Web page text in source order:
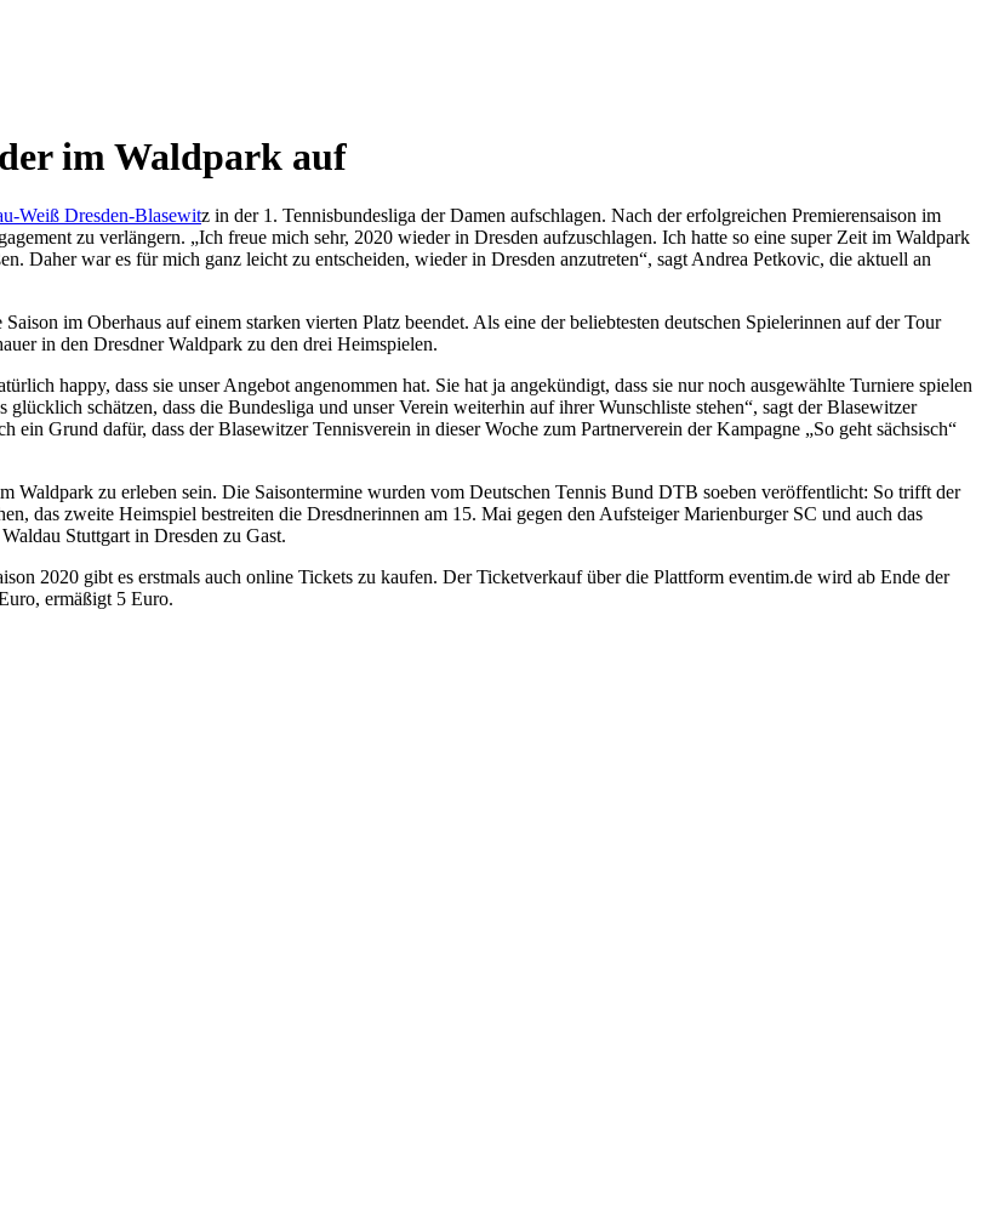
im Waldpark auf
Weiß Dresden-Blasewitz in der 1. Tennisbundesliga der Damen aufschlagen. Nach der erfolgreichen Premierensaison im
zu verlängern. „Ich freue mich sehr, 2020 wieder in Dresden aufzuschlagen. Ich hatte so eine super Zeit im Waldpark
Daher war es für mich ganz leicht zu entscheiden, wieder in Dresden anzutreten“, sagt Andrea Petkovic, die aktuell an
im Oberhaus auf einem starken vierten Platz beendet. Als eine der beliebtesten deutschen Spielerinnen auf der Tour
in den Dresdner Waldpark zu den drei Heimspielen.
happy, dass sie unser Angebot angenommen hat. Sie hat ja angekündigt, dass sie nur noch ausgewählte Turniere spielen
schätzen, dass die Bundesliga und unser Verein weiterhin auf ihrer Wunschliste stehen“, sagt der Blasewitzer
Grund dafür, dass der Blasewitzer Tennisverein in dieser Woche zum Partnerverein der Kampagne „So geht sächsisch“
Waldpark zu erleben sein. Die Saisontermine wurden vom Deutschen Tennis Bund DTB soeben veröffentlicht: So trifft der
das zweite Heimspiel bestreiten die Dresdnerinnen am 15. Mai gegen den Aufsteiger Marienburger SC und auch das
Stuttgart in Dresden zu Gast.
2020 gibt es erstmals auch online Tickets zu kaufen. Der Ticketverkauf über die Plattform eventim.de wird ab Ende der
ermäßigt 5 Euro.